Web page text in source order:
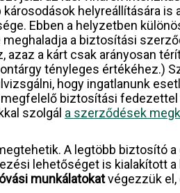
helyreállítására is
Ebben a helyzetben
meghaladja a biztosítási
a kárt csak arányosan
tényleges értékéhez.)
hogy ingatlanunk
biztosítási
szolgál a szerződések
A legtöbb biztosító a
lehetőséget is kialakított a
munkálatokatvégezzük el,